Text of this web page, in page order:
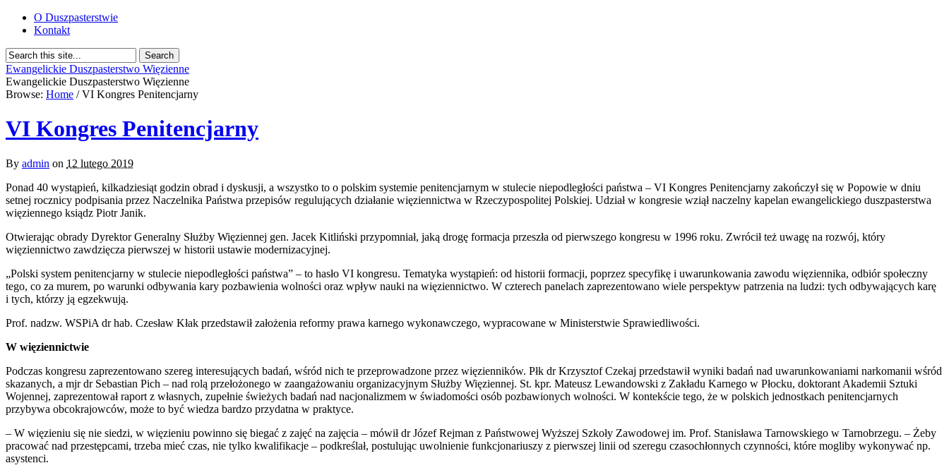
O Duszpasterstwie
Kontakt
Ewangelickie Duszpasterstwo Więzienne
Ewangelickie Duszpasterstwo Więzienne
Browse: Home / VI Kongres Penitencjarny
VI Kongres Penitencjarny
By admin on 12 lutego 2019
Ponad 40 wystąpień, kilkadziesiąt godzin obrad i dyskusji, a wszystko to o polskim systemie penitencjarnym w stulecie niepodległości państwa – VI Kongres Penitencjarny zakończył się w Popowie w dniu
setnej rocznicy podpisania przez Naczelnika Państwa przepisów regulujących działanie więziennictwa w Rzeczypospolitej Polskiej. Udział w kongresie wziął naczelny kapelan ewangelickiego duszpasterstwa
więziennego ksiądz Piotr Janik.
Otwierając obrady Dyrektor Generalny Służby Więziennej gen. Jacek Kitliński przypomniał, jaką drogę formacja przeszła od pierwszego kongresu w 1996 roku. Zwrócił też uwagę na rozwój, który
więziennictwo zawdzięcza pierwszej w historii ustawie modernizacyjnej.
„Polski system penitencjarny w stulecie niepodległości państwa” – to hasło VI kongresu. Tematyka wystąpień: od historii formacji, poprzez specyfikę i uwarunkowania zawodu więziennika, odbiór społeczny
tego, co za murem, po warunki odbywania kary pozbawienia wolności oraz wpływ nauki na więziennictwo. W czterech panelach zaprezentowano wiele perspektyw patrzenia na ludzi: tych odbywających karę
i tych, którzy ją egzekwują.
Prof. nadzw. WSPiA dr hab. Czesław Kłak przedstawił założenia reformy prawa karnego wykonawczego, wypracowane w Ministerstwie Sprawiedliwości.
W więziennictwie
Podczas kongresu zaprezentowano szereg interesujących badań, wśród nich te przeprowadzone przez więzienników. Płk dr Krzysztof Czekaj przedstawił wyniki badań nad uwarunkowaniami narkomanii wśród
skazanych, a mjr dr Sebastian Pich – nad rolą przełożonego w zaangażowaniu organizacyjnym Służby Więziennej. St. kpr. Mateusz Lewandowski z Zakładu Karnego w Płocku, doktorant Akademii Sztuki
Wojennej, zaprezentował raport z własnych, zupełnie świeżych badań nad nacjonalizmem w świadomości osób pozbawionych wolności. W kontekście tego, że w polskich jednostkach penitencjarnych
przybywa obcokrajowców, może to być wiedza bardzo przydatna w praktyce.
– W więzieniu się nie siedzi, w więzieniu powinno się biegać z zajęć na zajęcia – mówił dr Józef Rejman z Państwowej Wyższej Szkoły Zawodowej im. Prof. Stanisława Tarnowskiego w Tarnobrzegu. – Żeby
pracować nad przestępcami, trzeba mieć czas, nie tylko kwalifikacje – podkreślał, postulując uwolnienie funkcjonariuszy z pierwszej linii od szeregu czasochłonnych czynności, które mogliby wykonywać np.
asystenci.